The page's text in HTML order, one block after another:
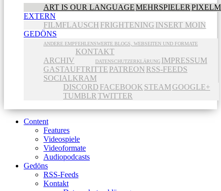
ART IS OUR LANGUAGEMEHRSPIELER
EXTERN
FILMFLAUSCH FRIGHTENING INSERT MOIN
GEDÖNS
ANDERE EMPFEHLENSWERTE BLOGS, WEBSEITEN UND FORMATE
ARCHIV
KONTAKT
DATENSCHUTZERKLÄRUNG IMPRESSUM
GASTAUFTRITTE PATREON RSS-FEEDS
SOCIALKRAM
DISCORD FACEBOOK STEAMGOOGLE+
TUMBLR TWITTER
Content
Features
Videospiele
Videoformate
Audiopodcasts
Gedöns
RSS-Feeds
Kontakt